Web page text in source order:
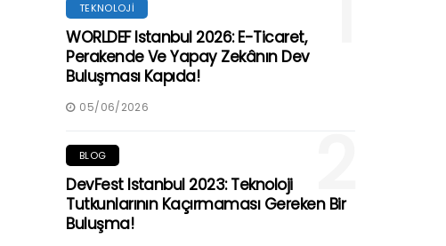
TEKNOLOJI
WORLDEF Istanbul 2026: E-Ticaret,
Perakende Ve Yapay Zekânın Dev
Buluşması Kapıda!
05/06/2026
BLOG
DevFest Istanbul 2023: Teknoloji
Tutkunlarının Kaçırmaması Gereken Bir
Buluşma!